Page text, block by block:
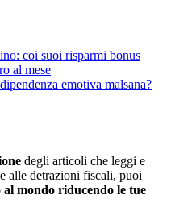
coi suoi risparmi bonus
al mese
emotiva malsana?
degli articoli che leggi e
alle detrazioni fiscali, puoi
mondo riducendo le tue